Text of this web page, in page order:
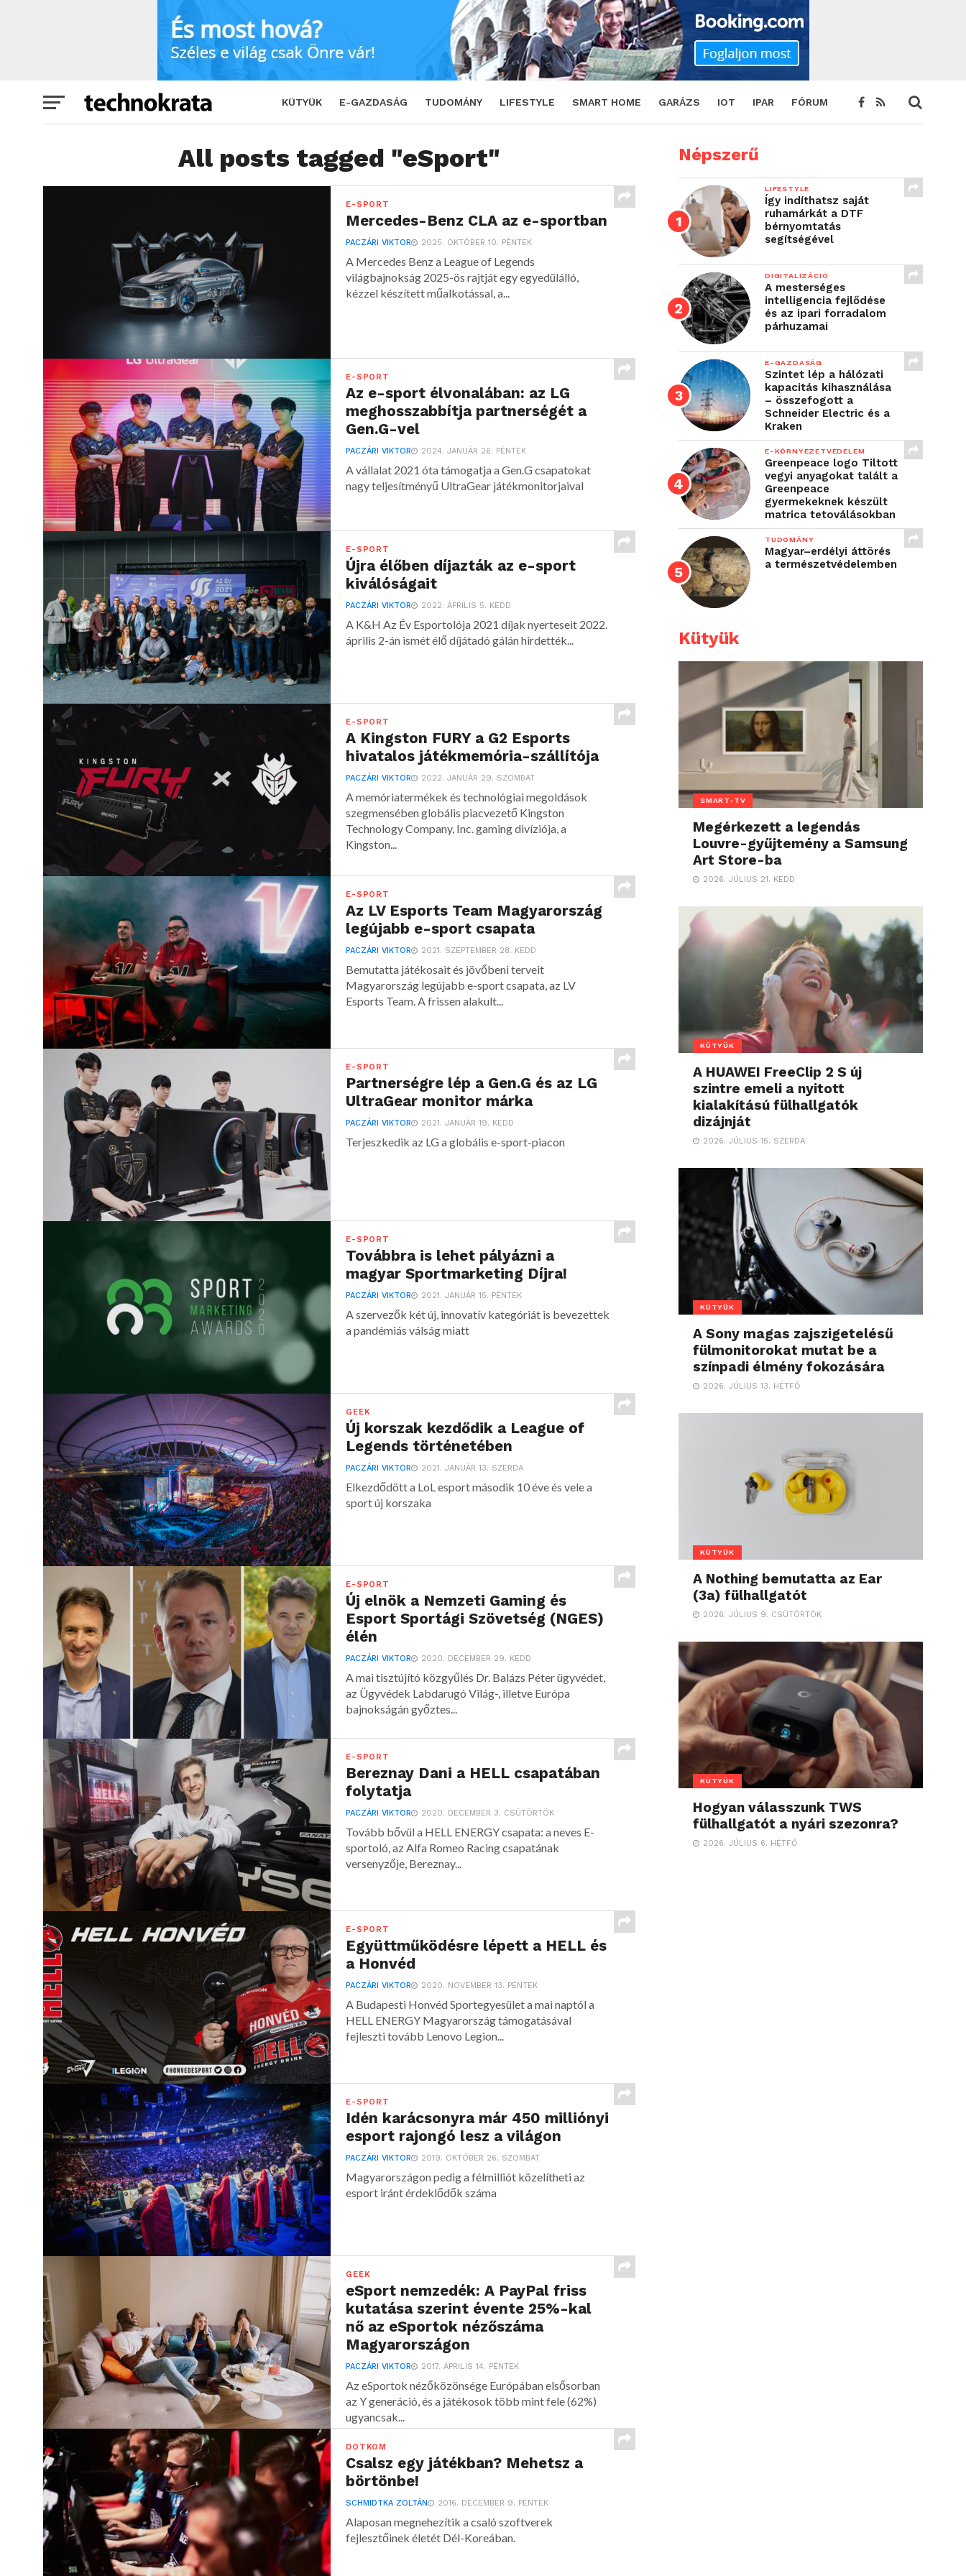
KÜTYÜK E-GAZDASÁG TUDOMÁNY LIFESTYLE SMART HOME GARÁZS IOT IPAR FÓRUM
All posts tagged "eSport"
E-SPORT
Mercedes-Benz CLA az e-sportban
PACZÁRI VIKTOR 2025. OKTÓBER 10. PÉNTEK
A Mercedes Benz a League of Legends
világbajnokság 2025-ös rajtját egy egyedülálló,
kézzel készített műalkotással, a...
E-SPORT
Az e-sport élvonalában: az LG
meghosszabbítja partnerségét a
Gen.G-vel
PACZÁRI VIKTOR 2024. JANUÁR 26. PÉNTEK
A vállalat 2021 óta támogatja a Gen.G csapatokat
nagy teljesítményű UltraGear játékmonitorjaival
E-SPORT
Újra élőben díjazták az e-sport
kiválóságait
PACZÁRI VIKTOR 2022. ÁPRILIS 5. KEDD
A K&H Az Év Esportolója 2021 díjak nyerteseit 2022.
április 2-án ismét élő díjátadó gálán hirdették...
E-SPORT
A Kingston FURY a G2 Esports
hivatalos játékmemória-szállítója
PACZÁRI VIKTOR 2022. JANUÁR 29. SZOMBAT
A memóriatermékek és technológiai megoldások
szegmensében globális piacvezető Kingston
Technology Company, Inc. gaming divíziója, a
Kingston...
E-SPORT
Az LV Esports Team Magyarország
legújabb e-sport csapata
PACZÁRI VIKTOR 2021. SZEPTEMBER 28. KEDD
Bemutatta játékosait és jövőbeni terveit
Magyarország legújabb e-sport csapata, az LV
Esports Team. A frissen alakult...
E-SPORT
Partnerségre lép a Gen.G és az LG
UltraGear monitor márka
PACZÁRI VIKTOR 2021. JANUÁR 19. KEDD
Terjeszkedik az LG a globális e-sport-piacon
E-SPORT
Továbbra is lehet pályázni a
magyar Sportmarketing Díjra!
PACZÁRI VIKTOR 2021. JANUÁR 15. PÉNTEK
A szervezők két új, innovatív kategóriát is bevezettek
a pandémiás válság miatt
GEEK
Új korszak kezdődik a League of
Legends történetében
PACZÁRI VIKTOR 2021. JANUÁR 13. SZERDA
Elkezdődött a LoL esport második 10 éve és vele a
sport új korszaka
E-SPORT
Új elnök a Nemzeti Gaming és
Esport Sportági Szövetség (NGES)
élén
PACZÁRI VIKTOR 2020. DECEMBER 29. KEDD
A mai tisztújító közgyűlés Dr. Balázs Péter ügyvédet,
az Ügyvédek Labdarugó Világ-, illetve Európa
bajnokságán győztes...
E-SPORT
Bereznay Dani a HELL csapatában
folytatja
PACZÁRI VIKTOR 2020. DECEMBER 3. CSÜTÖRTÖK
Tovább bővül a HELL ENERGY csapata: a neves E-
sportoló, az Alfa Romeo Racing csapatának
versenyzője, Bereznay...
E-SPORT
Együttműködésre lépett a HELL és
a Honvéd
PACZÁRI VIKTOR 2020. NOVEMBER 13. PÉNTEK
A Budapesti Honvéd Sportegyesület a mai naptól a
HELL ENERGY Magyarország támogatásával
fejleszti tovább Lenovo Legion...
E-SPORT
Idén karácsonyra már 450 milliónyi
esport rajongó lesz a világon
PACZÁRI VIKTOR 2019. OKTÓBER 26. SZOMBAT
Magyarországon pedig a félmilliót közelítheti az
esport iránt érdeklődők száma
GEEK
eSport nemzedék: A PayPal friss
kutatása szerint évente 25%-kal
nő az eSportok nézőszáma
Magyarországon
PACZÁRI VIKTOR 2017. ÁPRILIS 14. PÉNTEK
Az eSportok nézőközönsége Európában elsősorban
az Y generáció, és a játékosok több mint fele (62%)
ugyancsak...
DOTKOM
Csalsz egy játékban? Mehetsz a
börtönbe!
SCHMIDTKA ZOLTÁN 2016. DECEMBER 9. PÉNTEK
Alaposan megnehezítik a csaló szoftverek
fejlesztőinek életét Dél-Koreában.
Népszerű
LIFESTYLE
Így indíthatsz saját
ruhamárkát a DTF
bérnyomtatás
segítségével
DIGITALIZÁCIÓ
A mesterséges
intelligencia fejlődése
és az ipari forradalom
párhuzamai
E-GAZDASÁG
Szintet lép a hálózati
kapacitás kihasználása
– összefogott a
Schneider Electric és a
Kraken
E-KÖRNYEZETVÉDELEM
Greenpeace logo Tiltott
vegyi anyagokat talált a
Greenpeace
gyermekeknek készült
matrica tetoválásokban
TUDOMÁNY
Magyar–erdélyi áttörés
a természetvédelemben
Kütyük
SMART-TV
Megérkezett a legendás
Louvre-gyűjtemény a Samsung
Art Store-ba
2026. JÚLIUS 21. KEDD
KÜTYÜK
A HUAWEI FreeClip 2 S új
szintre emeli a nyitott
kialakítású fülhallgatók
dizájnját
2026. JÚLIUS 15. SZERDA
KÜTYÜK
A Sony magas zajszigetelésű
fülmonitorokat mutat be a
színpadi élmény fokozására
2026. JÚLIUS 13. HÉTFŐ
KÜTYÜK
A Nothing bemutatta az Ear
(3a) fülhallgatót
2026. JÚLIUS 9. CSÜTÖRTÖK
KÜTYÜK
Hogyan válasszunk TWS
fülhallgatót a nyári szezonra?
2026. JÚLIUS 6. HÉTFŐ